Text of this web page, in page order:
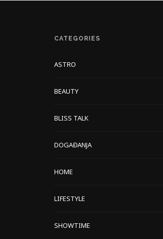
CATEGORIES
ASTRO
BEAUTY
BLISS TALK
DOGAĐANJA
HOME
LIFESTYLE
SHOWTIME